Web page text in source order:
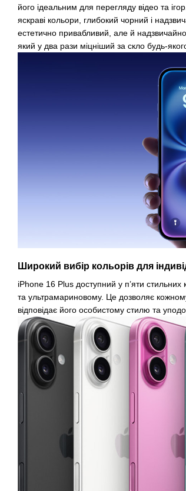
його ідеальним для перегляду відео та
яскраві кольори, глибокий чорний і
естетично привабливий, але й
який у два рази міцніший за скло будь-
Широкий вибір кольорів для
iPhone 16 Plus доступний у п’яти
та ультрамариновому. Це дозволяє
відповідає його особистому стилю та